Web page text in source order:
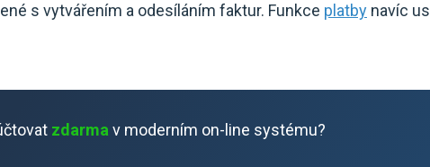
s vytvářením a odesíláním faktur. Funkce platby navíc
zdarma v moderním on-line systému?